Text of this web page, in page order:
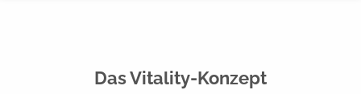
Das Vitality-Konzept